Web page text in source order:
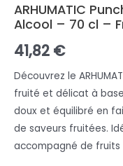
ARHUMATIC
Alcool – 70 cl –
41,82 €
Découvrez le
fruité et délicat à
doux et équilibré en
de saveurs fruitées.
accompagné de fruits